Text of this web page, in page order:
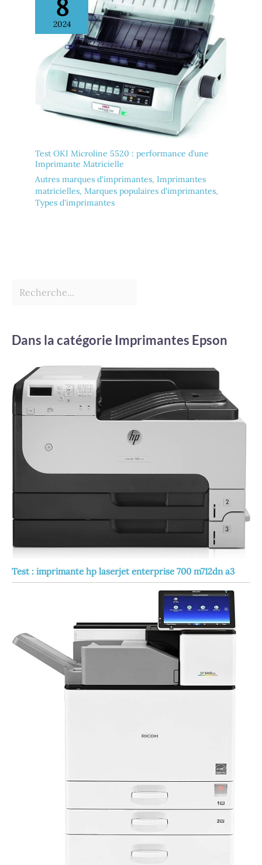
8
2024
Test OKI Microline 5520 : performance d’une
Imprimante Matricielle
Autres marques d'imprimantes, Imprimantes
matricielles, Marques populaires d'imprimantes,
Types d'imprimantes
Dans la catégorie Imprimantes Epson
Test : imprimante hp laserjet enterprise 700 m712dn a3